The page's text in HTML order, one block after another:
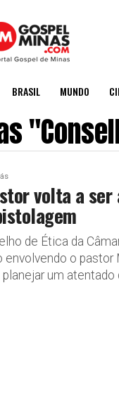
BRASIL MUNDO
volta a ser
de Ética da
envolvendo o pastor
um atentado